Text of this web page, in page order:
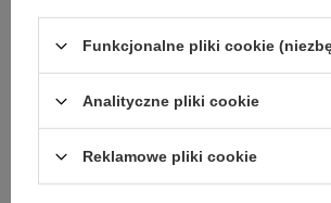
70,40 zł 7,59 zł
Kategorie powiązane
Zraszacze ogrodowe,
Funkcjonalne pliki cookie
Analityczne pliki cookie
Reklamowe pliki cookie